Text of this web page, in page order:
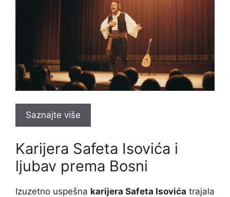
Saznajte više
Karijera Safeta Isovića i
ljubav prema Bosni
Izuzetno uspešna karijera Safeta Isovića trajala